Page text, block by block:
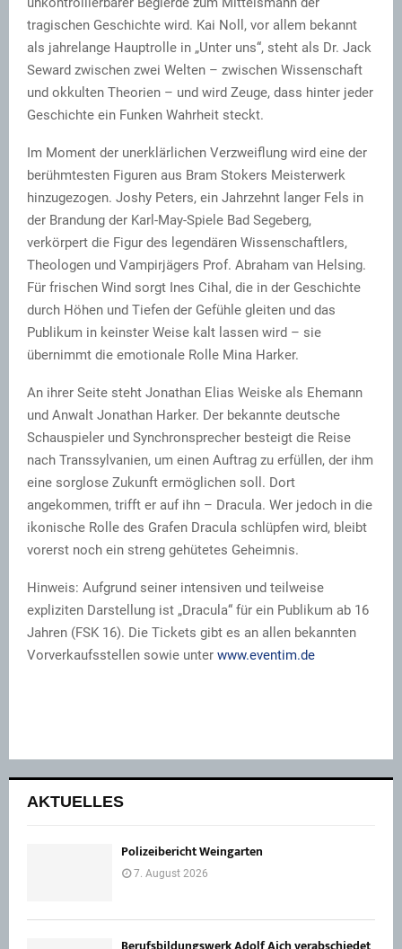
tragischen Geschichte wird. Kai Noll, vor allem bekannt
als jahrelange Hauptrolle in „Unter uns“, steht als Dr. Jack
Seward zwischen zwei Welten – zwischen Wissenschaft
und okkulten Theorien – und wird Zeuge, dass hinter jeder
Geschichte ein Funken Wahrheit steckt.
Im Moment der unerklärlichen Verzweiflung wird eine der
berühmtesten Figuren aus Bram Stokers Meisterwerk
hinzugezogen. Joshy Peters, ein Jahrzehnt langer Fels in
der Brandung der Karl-May-Spiele Bad Segeberg,
verkörpert die Figur des legendären Wissenschaftlers,
Theologen und Vampirjägers Prof. Abraham van Helsing.
Für frischen Wind sorgt Ines Cihal, die in der Geschichte
durch Höhen und Tiefen der Gefühle gleiten und das
Publikum in keinster Weise kalt lassen wird – sie
übernimmt die emotionale Rolle Mina Harker.
An ihrer Seite steht Jonathan Elias Weiske als Ehemann
und Anwalt Jonathan Harker. Der bekannte deutsche
Schauspieler und Synchronsprecher besteigt die Reise
nach Transsylvanien, um einen Auftrag zu erfüllen, der ihm
eine sorglose Zukunft ermöglichen soll. Dort
angekommen, trifft er auf ihn – Dracula. Wer jedoch in die
ikonische Rolle des Grafen Dracula schlüpfen wird, bleibt
vorerst noch ein streng gehütetes Geheimnis.
Hinweis: Aufgrund seiner intensiven und teilweise
expliziten Darstellung ist „Dracula“ für ein Publikum ab 16
Jahren (FSK 16). Die Tickets gibt es an allen bekannten
Vorverkaufsstellen sowie unter www.eventim.de
AKTUELLES
Polizeibericht Weingarten
7. August 2026